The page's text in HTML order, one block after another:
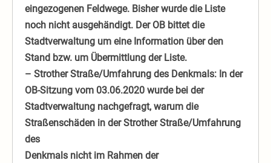
eingezogenen Feldwege. Bisher wurde die Liste
noch nicht ausgehändigt. Der OB bittet die
Stadtverwaltung um eine Information über den
Stand bzw. um Übermittlung der Liste.
– Strother Straße/Umfahrung des Denkmals: In der
OB-Sitzung vom 03.06.2020 wurde bei der
Stadtverwaltung nachgefragt, warum die
Straßenschäden in der Strother Straße/Umfahrung
des
Denkmals nicht im Rahmen der